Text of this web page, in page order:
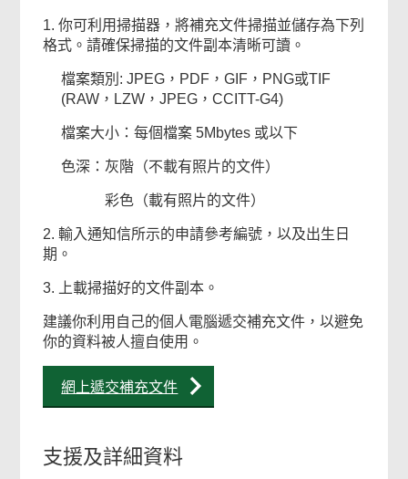
1. 你可利用掃描器，將補充文件掃描並儲存為下列
格式。請確保掃描的文件副本清晰可讀。
檔案類別: JPEG，PDF，GIF，PNG或TIF
(RAW，LZW，JPEG，CCITT-G4)
檔案大小：每個檔案 5Mbytes 或以下
色深：灰階（不載有照片的文件）
彩色（載有照片的文件）
2. 輸入通知信所示的申請參考編號，以及出生日
期。
3. 上載掃描好的文件副本。
建議你利用自己的個人電腦遞交補充文件，以避免
你的資料被人擅自使用。
網上遞交補充文件
支援及詳細資料